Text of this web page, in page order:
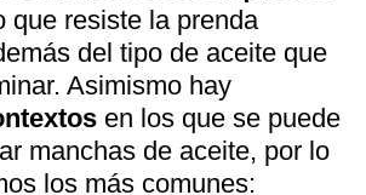
que resiste la prenda
del tipo de aceite que
Asimismo hay
en los que se puede
manchas de aceite, por lo
los más comunes: